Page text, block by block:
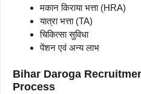
मकान किराया भत्ता (HRA)
यात्रा भत्ता (TA)
चिकित्सा सुविधा
पेंशन एवं अन्य लाभ
Bihar Daroga
Process